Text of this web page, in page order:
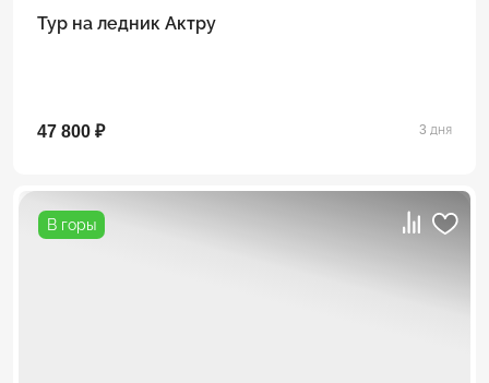
Тур на ледник Актру
47 800 ₽ 3 дня
В горы